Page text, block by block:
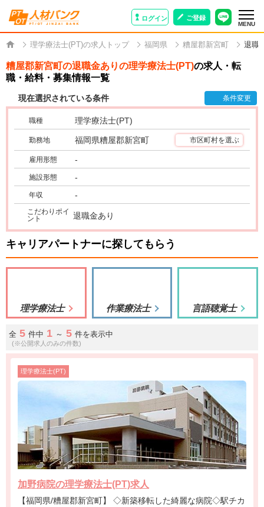
ログイン ご登録
MENU
理学療法士(PT)の求人トップ 福岡県 糟屋郡新宮町 退職
糟屋郡新宮町の退職金ありの理学療法士(PT)の求人・転
職・給料・募集情報一覧
現在選択されている条件 条件変更
職種 理学療法士(PT)
勤務地 福岡県糟屋郡新宮町 市区町村を選ぶ
雇用形態 -
施設形態 -
年収 -
こだわりポイ
ント
退職金あり
キャリアパートナーに探してもらう
理学療法士 作業療法士 言語聴覚士
全 5 件中 1 ～ 5 件を表示中
(※公開求人のみの件数)
理学療法士(PT)
加野病院の理学療法士(PT)求人
【福岡県/糟屋郡新宮町】 ◇新築移転した綺麗な病院◇駅チカ